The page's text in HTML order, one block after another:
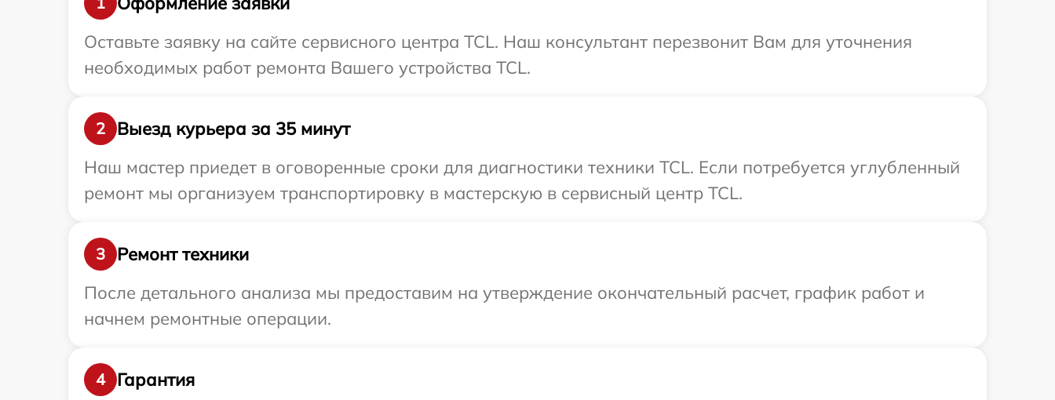
Оставьте заявку на сайте сервисного центра TCL. Наш консультант перезвонит Вам для уточнения
необходимых работ ремонта Вашего устройства TCL.
2
Выезд курьера за 35 минут
Наш мастер приедет в оговоренные сроки для диагностики техники TCL. Если потребуется углубленный
ремонт мы организуем транспортировку в мастерскую в сервисный центр TCL.
3
Ремонт техники
После детального анализа мы предоставим на утверждение окончательный расчет, график работ и
начнем ремонтные операции.
4
Гарантия